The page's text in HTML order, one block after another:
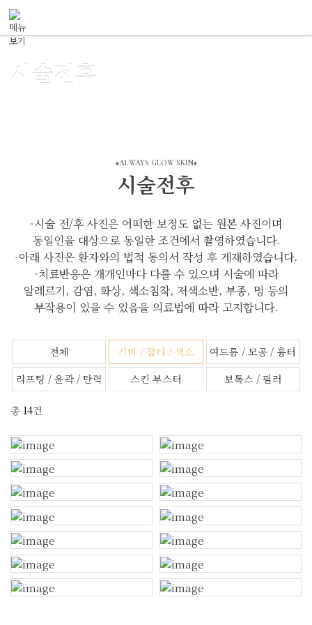
시술전후
ALWAYS GLOW SKIN
시술전후
-시술 전/후 사진은 어떠한 보정도 없는 원본 사진이며
동일인을 대상으로 동일한 조건에서 촬영하였습니다.
-아래 사진은 환자와의 법적 동의서 작성 후 게재하였습니다.
-치료반응은 개개인마다 다를 수 있으며 시술에 따라
알레르기, 감염, 화상, 색소침착, 저색소반, 부종, 멍 등의
부작용이 있을 수 있음을 의료법에 따라 고지합니다.
전체 기미 / 잡티 / 색소
여드름 / 모공 / 흉터
리프팅 / 윤곽 / 탄력
스킨 부스터 보톡스 / 필러
총 14건